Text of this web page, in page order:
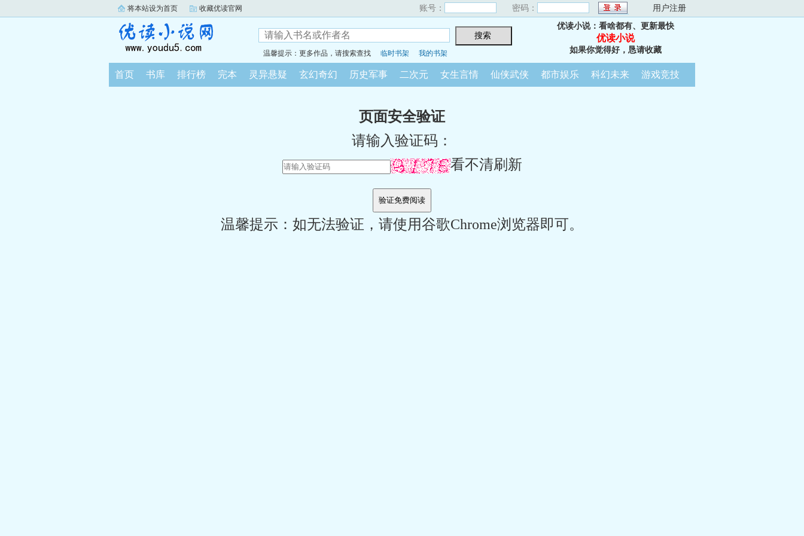
将本站设为首页 收藏优读官网 账号： 密码： 用户注册
温馨提示：更多作品，请搜索查找 临时书架 我的书架
优读小说：看啥都有、更新最快
优读小说
如果你觉得好，恳请收藏
首页 书库 排行榜 完本 灵异悬疑 玄幻奇幻 历史军事 二次元 女生言情 仙侠武侠 都市娱乐 科幻未来 游戏竞技
页面安全验证
请输入验证码：
看不清刷新
温馨提示：如无法验证，请使用谷歌Chrome浏览器即可。